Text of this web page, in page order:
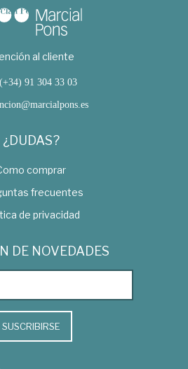
al cliente
(+34) 91 304 33 03
¿DUDAS?
comprar
frecuentes
de privacidad
DE NOVEDADES
SUSCRIBIRSE